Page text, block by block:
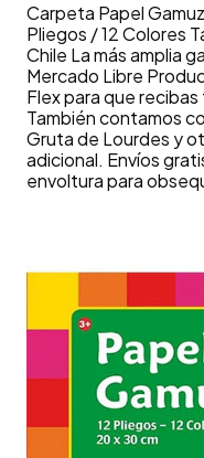
Carpeta Papel
Pliegos / 12 Colores
Chile La más amplia
Mercado Libre
Flex para que
También contamos
Gruta de Lourdes y
adicional. Envíos
envoltura para